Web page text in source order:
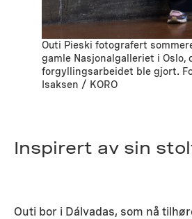
Outi Pieski fotografert
gamle Nasjonalgalleriet i Oslo,
forgyllingsarbeidet ble gjort.
Isaksen / KORO
Inspirert av sin
Outi bor i Dálvadas, som nå